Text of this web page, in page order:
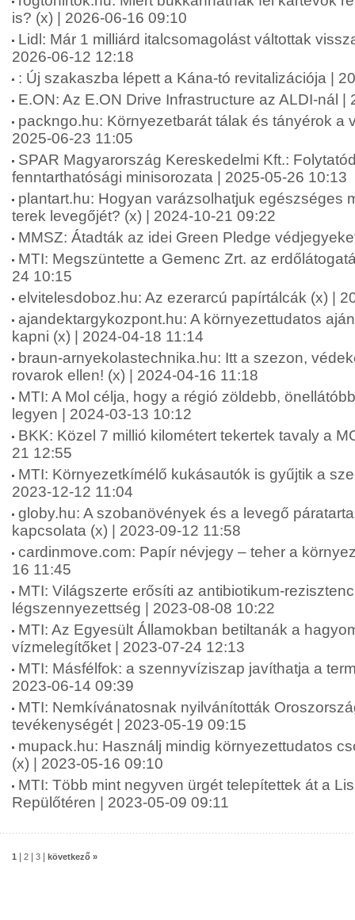
is? (x) | 2026-06-16 09:10
Lidl: Már 1 milliárd italcsomagolást váltottak
2026-06-12 12:18
: Új szakaszba lépett a Kána-tó revitalizációja |
E.ON: Az E.ON Drive Infrastructure az ALDI-nál |
packngo.hu: Környezetbarát tálak és tányérok a
2025-06-23 11:05
SPAR Magyarország Kereskedelmi Kft.:
fenntarthatósági minisorozata | 2025-05-26 10:13
plantart.hu: Hogyan varázsolhatjuk egészséges
terek levegőjét? (x) | 2024-10-21 09:22
MMSZ: Átadták az idei Green Pledge
MTI: Megszüntette a Gemenc Zrt. az
24 10:15
elvitelesdoboz.hu: Az ezerarcú papírtálcák (x) |
ajandektargykozpont.hu: A környezettudatos
kapni (x) | 2024-04-18 11:14
braun-arnyekolastechnika.hu: Itt a szezon,
rovarok ellen! (x) | 2024-04-16 11:18
MTI: A Mol célja, hogy a régió zöldebb,
legyen | 2024-03-13 10:12
BKK: Közel 7 millió kilométert tekertek tavaly a
21 12:55
MTI: Környezetkímélő kukásautók is gyűjtik a
2023-12-12 11:04
globy.hu: A szobanövények és a levegő
kapcsolata (x) | 2023-09-12 11:58
cardinmove.com: Papír névjegy – teher a
16 11:45
MTI: Világszerte erősíti az antibiotikum-
légszennyezettség | 2023-08-08 10:22
MTI: Az Egyesült Államokban betiltanák a
vízmelegítőket | 2023-07-24 12:13
MTI: Másfélfok: a szennyvíziszap javíthatja a
2023-06-14 09:39
MTI: Nemkívánatosnak nyilvánították
tevékenységét | 2023-05-19 09:15
mupack.hu: Használj mindig környezettudatos
(x) | 2023-05-16 09:10
MTI: Több mint negyven ürgét telepítettek át a
Repülőtéren | 2023-05-09 09:11
1 2 3 következő »